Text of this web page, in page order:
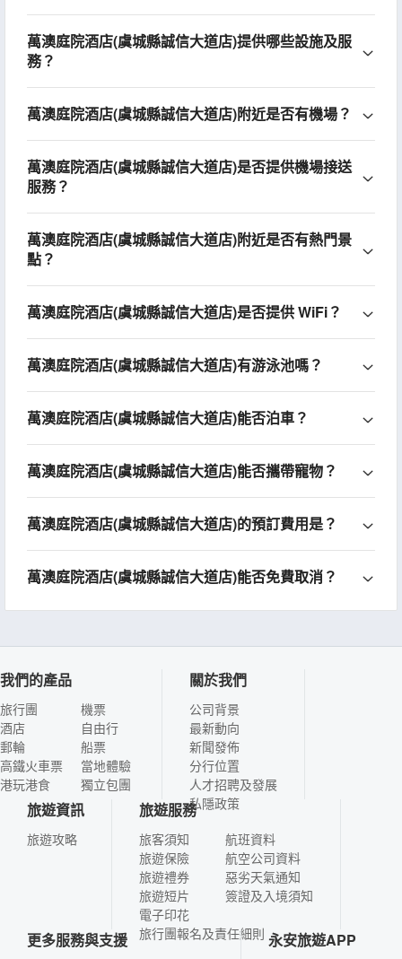
萬澳庭院酒店(虞城縣誠信大道店)提供哪些設施及服
務？
萬澳庭院酒店(虞城縣誠信大道店)附近是否有機場？
萬澳庭院酒店(虞城縣誠信大道店)是否提供機場接送
服務？
萬澳庭院酒店(虞城縣誠信大道店)附近是否有熱門景
點？
萬澳庭院酒店(虞城縣誠信大道店)是否提供 WiFi？
萬澳庭院酒店(虞城縣誠信大道店)有游泳池嗎？
萬澳庭院酒店(虞城縣誠信大道店)能否泊車？
萬澳庭院酒店(虞城縣誠信大道店)能否攜帶寵物？
萬澳庭院酒店(虞城縣誠信大道店)的預訂費用是？
萬澳庭院酒店(虞城縣誠信大道店)能否免費取消？
我們的產品
旅行團
酒店
郵輪
高鐵火車票
港玩港食
機票
自由行
船票
當地體驗
獨立包團
關於我們
公司背景
最新動向
新聞發佈
分行位置
人才招聘及發展
私隱政策
旅遊資訊
旅遊攻略
旅遊服務
旅客須知
旅遊保險
旅遊禮券
旅遊短片
電子印花
航班資料
航空公司資料
惡劣天氣通知
簽證及入境須知
旅行團報名及責任細則
更多服務與支援 永安旅遊APP